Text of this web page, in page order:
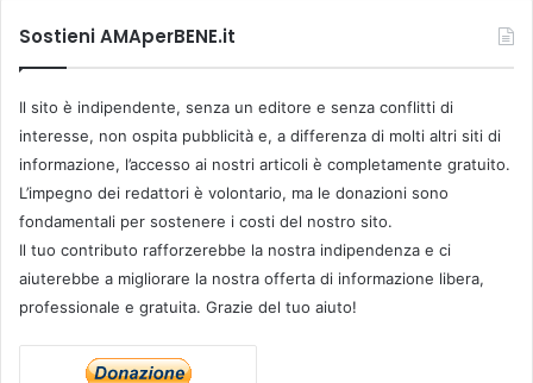
Sostieni AMAperBENE.it
Il sito è indipendente, senza un editore e senza conflitti di
interesse, non ospita pubblicità e, a differenza di molti altri siti di
informazione, l’accesso ai nostri articoli è completamente gratuito.
L’impegno dei redattori è volontario, ma le donazioni sono
fondamentali per sostenere i costi del nostro sito.
Il tuo contributo rafforzerebbe la nostra indipendenza e ci
aiuterebbe a migliorare la nostra offerta di informazione libera,
professionale e gratuita. Grazie del tuo aiuto!